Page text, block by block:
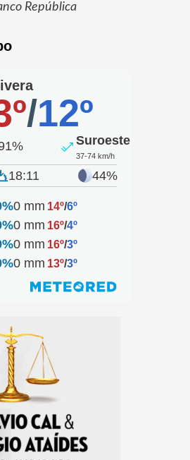
República
/12º
Suroeste
37-74 km/h
18:11 44%
0 mm 14º/6º
0 mm 16º/4º
0 mm 16º/3º
0 mm 13º/3º